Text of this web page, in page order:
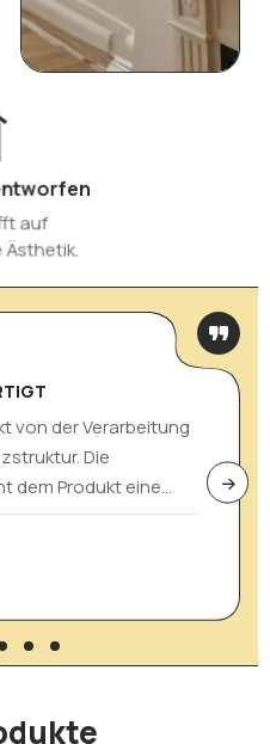
Lieferung
vom Versand
robust und ist
Es eignet sich auch
und
für besondere